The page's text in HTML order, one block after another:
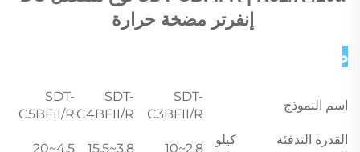
إنفرتر مضخة حرارة
صور تفصيلية
اسم النموذج
SDT-
C3BFII/R
SDT-
C4BFII/R
SDT-
C5BFII/R
القدرة التدفئة
كيلو
2.8~10
3.8~15.5
4.5~20